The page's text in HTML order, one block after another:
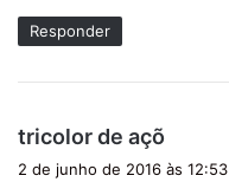
Responder
tricolor de açõ
2 de junho de 2016 às 12:53